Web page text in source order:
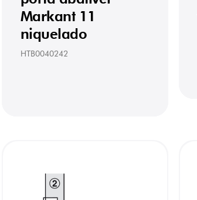
Markant 11
niquelado
HTB0040242